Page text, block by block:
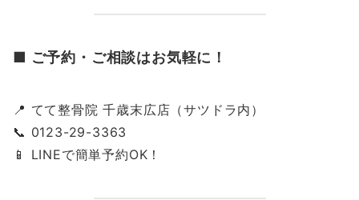
■ ご予約・ご相談はお気軽に！
📍 てて整骨院 千歳末広店（サツドラ内）
📞 0123-29-3363
📱 LINEで簡単予約OK！